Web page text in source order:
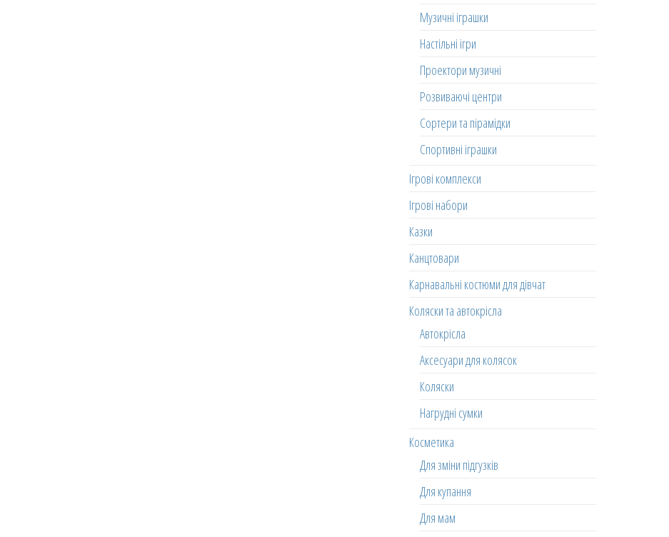
Музичні іграшки
Настільні ігри
Проектори музичні
Розвиваючі центри
Сортери та пірамідки
Спортивні іграшки
Ігрові комплекси
Ігрові набори
Казки
Канцтовари
Карнавальні костюми для дівчат
Коляски та автокрісла
Автокрісла
Аксесуари для колясок
Коляски
Нагрудні сумки
Косметика
Для зміни підгузків
Для купання
Для мам